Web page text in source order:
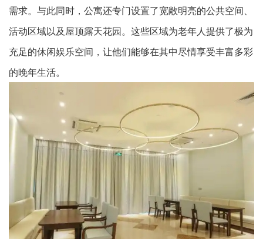
需求。与此同时，公寓还专门设置了宽敞明亮的公共空间、
活动区域以及屋顶露天花园。这些区域为老年人提供了极为
充足的休闲娱乐空间，让他们能够在其中尽情享受丰富多彩
的晚年生活。